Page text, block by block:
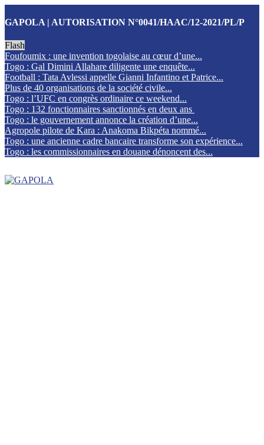
GAPOLA | AUTORISATION N°0041/HAAC/12-2021/PL/P
Flash
Foufoumix : une invention togolaise au cœur d’une...
Togo : Gal Dimini Allahare diligente une enquête...
Football : Tata Avlessi appelle Gianni Infantino et Patrice...
Plus de 40 organisations de la société civile...
Togo : l’UFC en congrès ordinaire ce weekend...
Togo : 132 fonctionnaires sanctionnés en deux ans
Togo : le gouvernement annonce la création d’une...
Agropole pilote de Kara : Anakoma Bikpéta nommé...
Togo : une ancienne cadre bancaire transforme son expérience...
Togo : les commissionnaires en douane dénoncent des...